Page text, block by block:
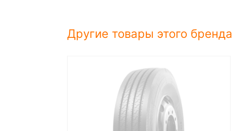
Другие товары этого бренда